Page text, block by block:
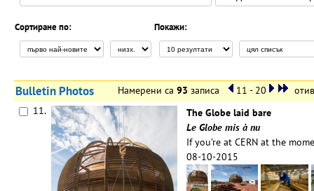
Сортиране по: Покажи:
Bulletin Photos Намерени са 93 записа 11 - 20
11.
The Globe laid bare
Le Globe mis à nu
If you’re at CERN at the
08-10-2015